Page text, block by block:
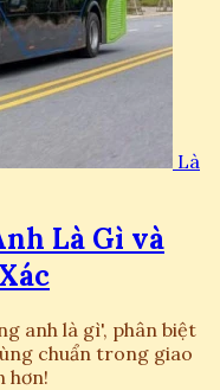
Là
Là Gì và
anh là gì', phân biệt
chuẩn trong giao
hơn!